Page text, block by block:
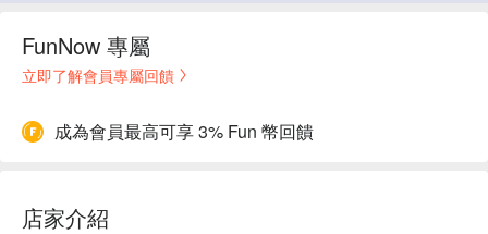
FunNow 專屬
立即了解會員專屬回饋
成為會員最高可享 3% Fun 幣回饋
店家介紹